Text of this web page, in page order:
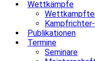
Wettkämpfe
Publikationen
Termine
Seminare